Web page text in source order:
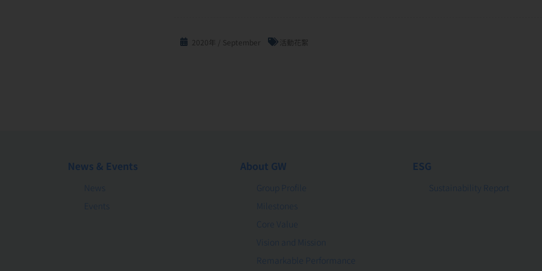
2020年 / September 活動花絮
News & Events
News
Events
About GW
Group Profile
Milestones
Core Value
Vision and Mission
Remarkable Performance
ESG
Sustainability Report